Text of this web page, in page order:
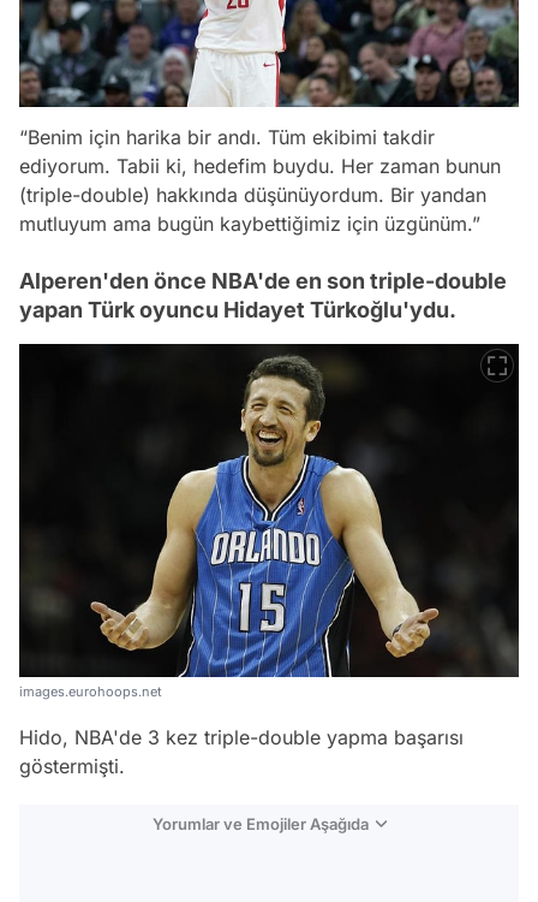
“Benim için harika bir andı. Tüm ekibimi takdir
ediyorum. Tabii ki, hedefim buydu. Her zaman bunun
(triple-double) hakkında düşünüyordum. Bir yandan
mutluyum ama bugün kaybettiğimiz için üzgünüm.”
Alperen'den önce NBA'de en son triple-double
yapan Türk oyuncu Hidayet Türkoğlu'ydu.
images.eurohoops.net
Hido, NBA'de 3 kez triple-double yapma başarısı
göstermişti.
Yorumlar ve Emojiler Aşağıda